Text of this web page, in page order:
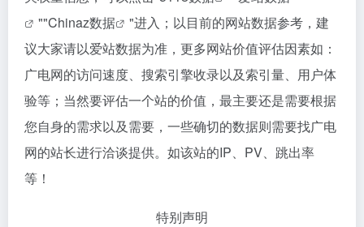
""Chinaz数据
"进入；以目前的网站数据参考，建
议大家请以爱站数据为准，更多网站价值评估因素如：
广电网的访问速度、搜索引擎收录以及索引量、用户体
验等；当然要评估一个站的价值，最主要还是需要根据
您自身的需求以及需要，一些确切的数据则需要找广电
网的站长进行洽谈提供。如该站的IP、PV、跳出率
等！
特别声明